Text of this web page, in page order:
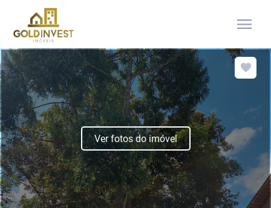
menu
Ver fotos do imóvel